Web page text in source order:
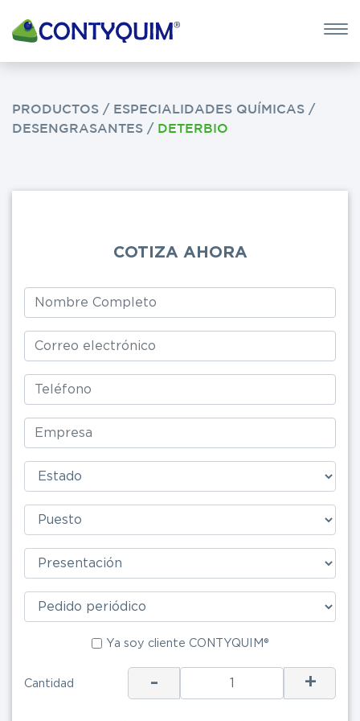
×
POTASA
Ya soy
PRODUCTOS / ESPECIALIDADES QUÍMICAS /
DESENGRASANTES / DETERBIO
COTIZA AHORA
Ya soy cliente CONTYQUIM®
Cantidad - +